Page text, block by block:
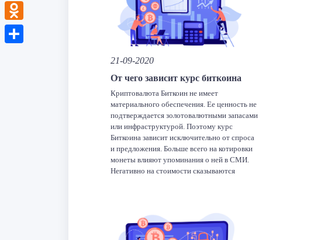
21-09-2020
От чего зависит курс биткоина
Криптовалюта Биткоин не имеет
материального обеспечения. Ее ценность не
подтверждается золотовалютными запасами
или инфраструктурой. Поэтому курс
Биткоина зависит исключительно от спроса
и предложения. Больше всего на котировки
монеты влияют упоминания о ней в СМИ.
Негативно на стоимости сказываются
котировок криптовалют постоянно
сменяется увеличением […]
Telegram
Odnoklassniki